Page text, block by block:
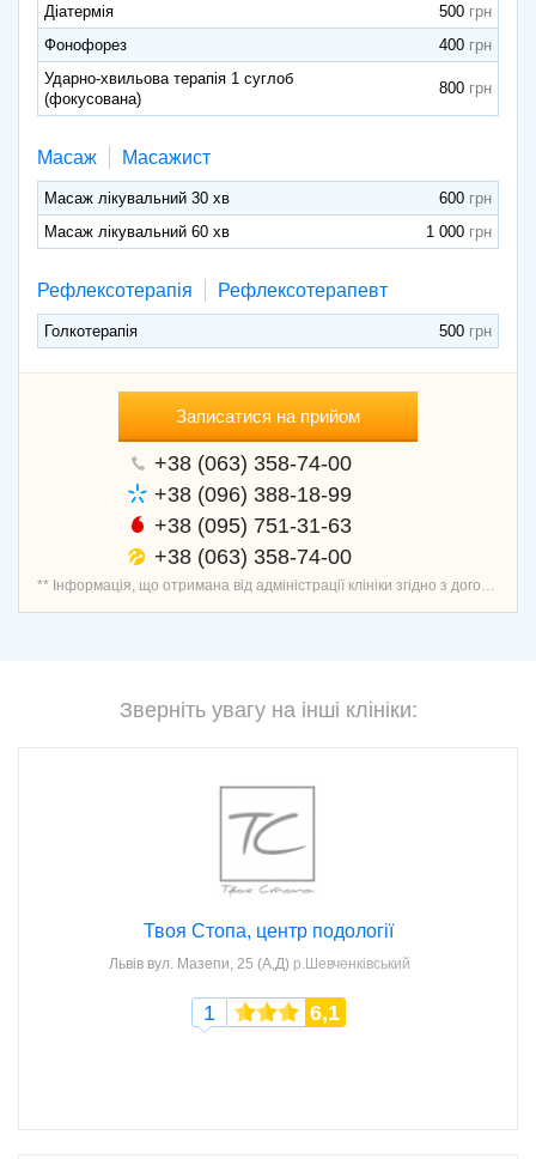
Діатермія
500
Фонофорез
400
Ударно-хвильова терапія 1 суглоб
(фокусована)
800
Масаж Масажист
Масаж лікувальний 30 хв
600
Масаж лікувальний 60 хв
1 000
Рефлексотерапія Рефлексотерапевт
Голкотерапія 500
Записатися на прийом
+38 (063) 358-74-00
+38 (096) 388-18-99
+38 (095) 751-31-63
+38 (063) 358-74-00
Зверніть увагу на інші клініки:
Твоя Стопа, центр подології
Львів вул. Мазепи, 25 (А,Д) р.Шевченківський
1 6,1